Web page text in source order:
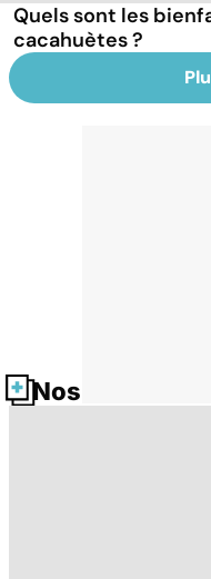
Quels sont les
cacahuètes ?
Nos fiches